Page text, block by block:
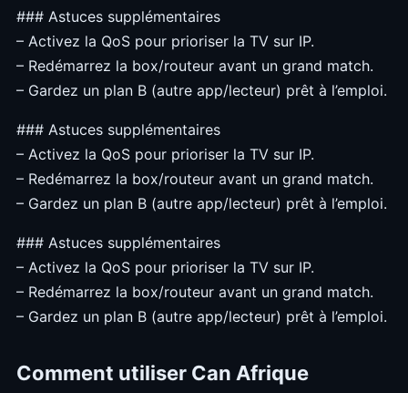
### Astuces supplémentaires
– Activez la QoS pour prioriser la TV sur IP.
– Redémarrez la box/routeur avant un grand match.
– Gardez un plan B (autre app/lecteur) prêt à l’emploi.
### Astuces supplémentaires
– Activez la QoS pour prioriser la TV sur IP.
– Redémarrez la box/routeur avant un grand match.
– Gardez un plan B (autre app/lecteur) prêt à l’emploi.
### Astuces supplémentaires
– Activez la QoS pour prioriser la TV sur IP.
– Redémarrez la box/routeur avant un grand match.
– Gardez un plan B (autre app/lecteur) prêt à l’emploi.
Comment utiliser Can Afrique